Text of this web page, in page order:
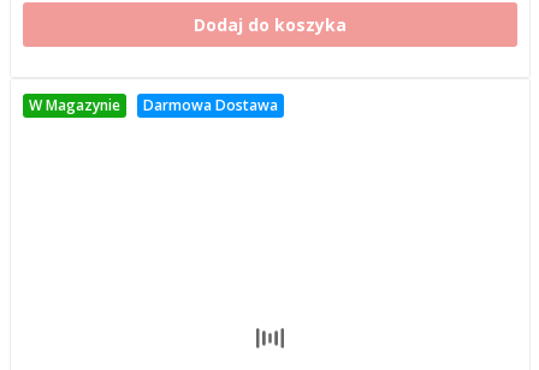
Dodaj do koszyka
W Magazynie Darmowa Dostawa